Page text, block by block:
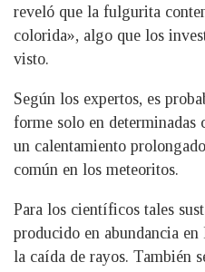
reveló que la fulgurita
colorida», algo que los
visto.
Según los expertos, es
forme solo en determinadas
un calentamiento
común en los meteoritos.
Para los científicos tales
producido en abundancia
la caída de rayos. También